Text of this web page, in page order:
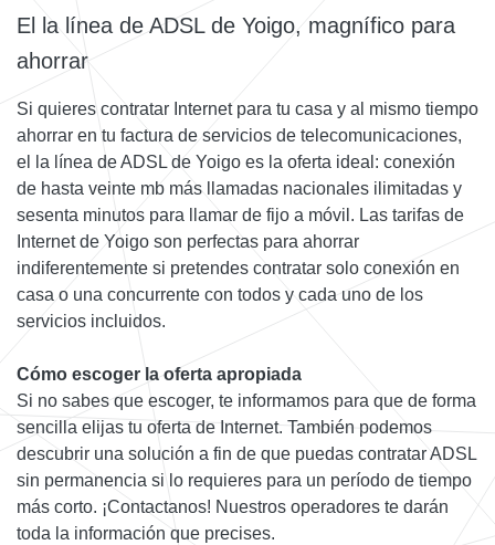
El la línea de ADSL de Yoigo, magnífico para
ahorrar
Si quieres contratar Internet para tu casa y al mismo tiempo
ahorrar en tu factura de servicios de telecomunicaciones,
el la línea de ADSL de Yoigo es la oferta ideal: conexión
de hasta veinte mb más llamadas nacionales ilimitadas y
sesenta minutos para llamar de fijo a móvil. Las tarifas de
Internet de Yoigo son perfectas para ahorrar
indiferentemente si pretendes contratar solo conexión en
casa o una concurrente con todos y cada uno de los
servicios incluidos.
Cómo escoger la oferta apropiada
Si no sabes que escoger, te informamos para que de forma
sencilla elijas tu oferta de Internet. También podemos
descubrir una solución a fin de que puedas contratar ADSL
sin permanencia si lo requieres para un período de tiempo
más corto. ¡Contactanos! Nuestros operadores te darán
toda la información que precises.